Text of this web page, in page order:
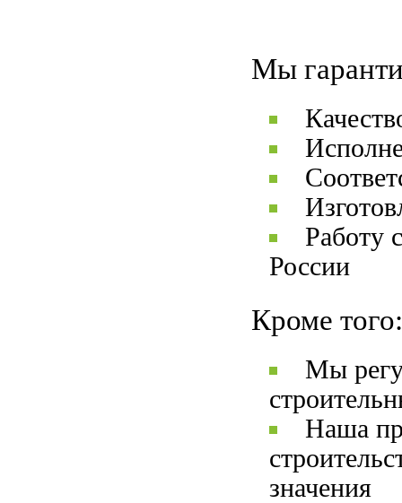
Мы
Работу
России
Кроме того:
Мы
Наша
значения